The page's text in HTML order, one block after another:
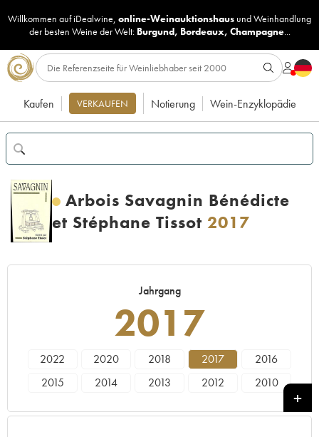
Willkommen auf iDealwine, online-Weinauktionshaus undWeinhandlung
der besten Weine der Welt: Burgund, Bordeaux, Champagne...
Kaufen VERKAUFEN Notierung Wein-Enzyklopädie
Arbois Savagnin Bénédicte
et Stéphane Tissot 2017
Jahrgang
2017
2022 2020 2018 2017
2016
2015
2014 2013 2012
2010